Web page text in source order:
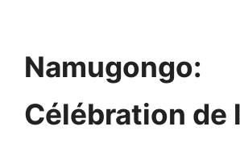
Namugongo:
Célébration de